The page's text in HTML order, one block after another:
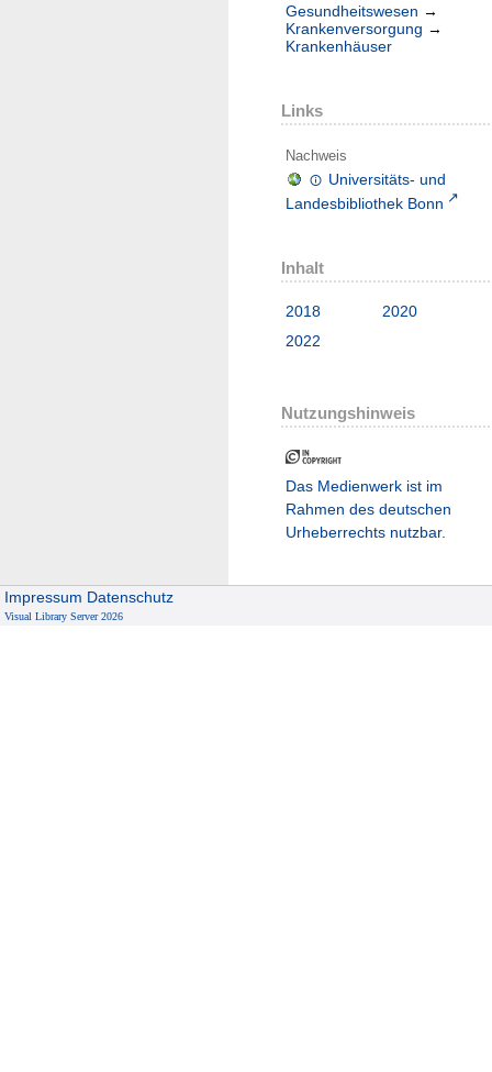
Gesundheitswesen →
Krankenversorgung →
Krankenhäuser
Links
Nachweis
Universitäts- und
Landesbibliothek Bonn
Inhalt
2018
2020
2022
Nutzungshinweis
Das Medienwerk ist im
Rahmen des deutschen
Urheberrechts nutzbar.
Impressum Datenschutz
Visual Library Server 2026